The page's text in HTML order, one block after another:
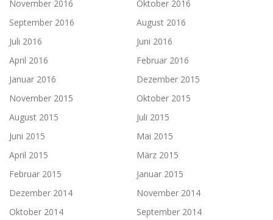
November 2016
Oktober 2016
September 2016
August 2016
Juli 2016
Juni 2016
April 2016
Februar 2016
Januar 2016
Dezember 2015
November 2015
Oktober 2015
August 2015
Juli 2015
Juni 2015
Mai 2015
April 2015
März 2015
Februar 2015
Januar 2015
Dezember 2014
November 2014
Oktober 2014
September 2014